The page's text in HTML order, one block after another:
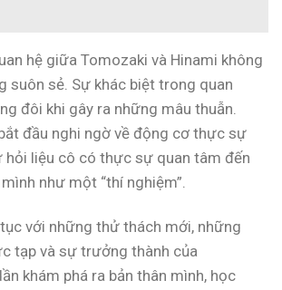
hệ giữa Tomozaki và Hinami không
suôn sẻ. Sự khác biệt trong quan
đôi khi gây ra những mâu thuẫn.
đầu nghi ngờ về động cơ thực sự
hỏi liệu cô có thực sự quan tâm đến
như một “thí nghiệm”.
với những thử thách mới, những
tạp và sự trưởng thành của
khám phá ra bản thân mình, học